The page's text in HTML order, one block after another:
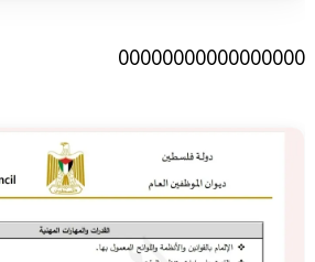
00000000000000000